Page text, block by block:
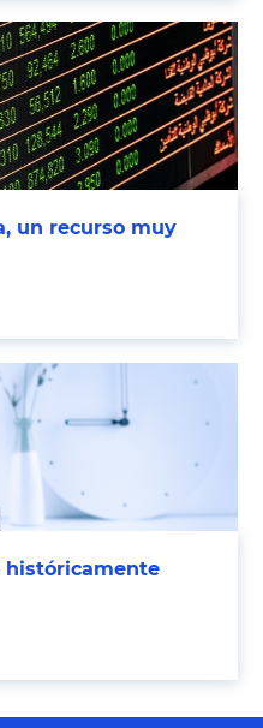
un recurso muy
históricamente